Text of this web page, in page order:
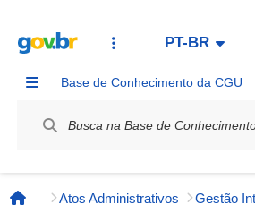
PT-BR
Base de Conhecimento da CGU
Página inicial
Atos Administrativos Gestão